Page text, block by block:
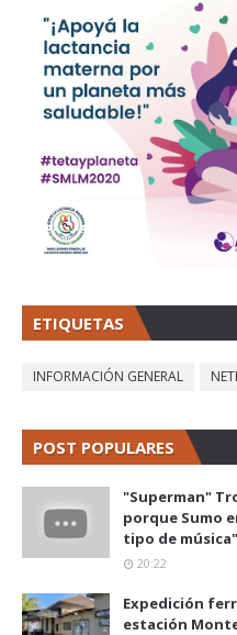
ETIQUETAS
INFORMACIÓN GENERAL
POST POPULARES
"Superman"
porque Sumo
tipo de música"
20:22
Expedición
estación